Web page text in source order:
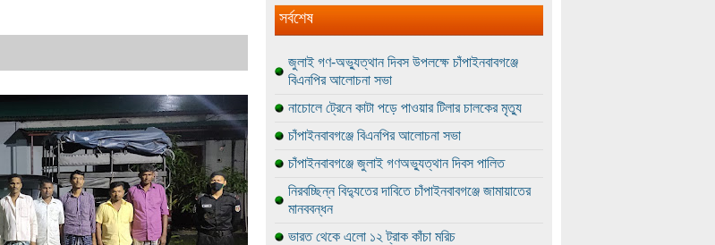
সর্বশেষ
জুলাই গণ-অভ্যুত্থান দিবস উপলক্ষে চাঁপাইনবাবগঞ্জে
বিএনপির আলোচনা সভা
নাচোলে ট্রেনে কাটা পড়ে পাওয়ার টিলার চালকের মৃত্যু
চাঁপাইনবাবগঞ্জে বিএনপির আলোচনা সভা
চাঁপাইনবাবগঞ্জে জুলাই গণঅভ্যুত্থান দিবস পালিত
নিরবচ্ছিন্ন বিদ্যুতের দাবিতে চাঁপাইনবাবগঞ্জে জামায়াতের
মানববন্ধন
ভারত থেকে এলো ১২ ট্রাক কাঁচা মরিচ